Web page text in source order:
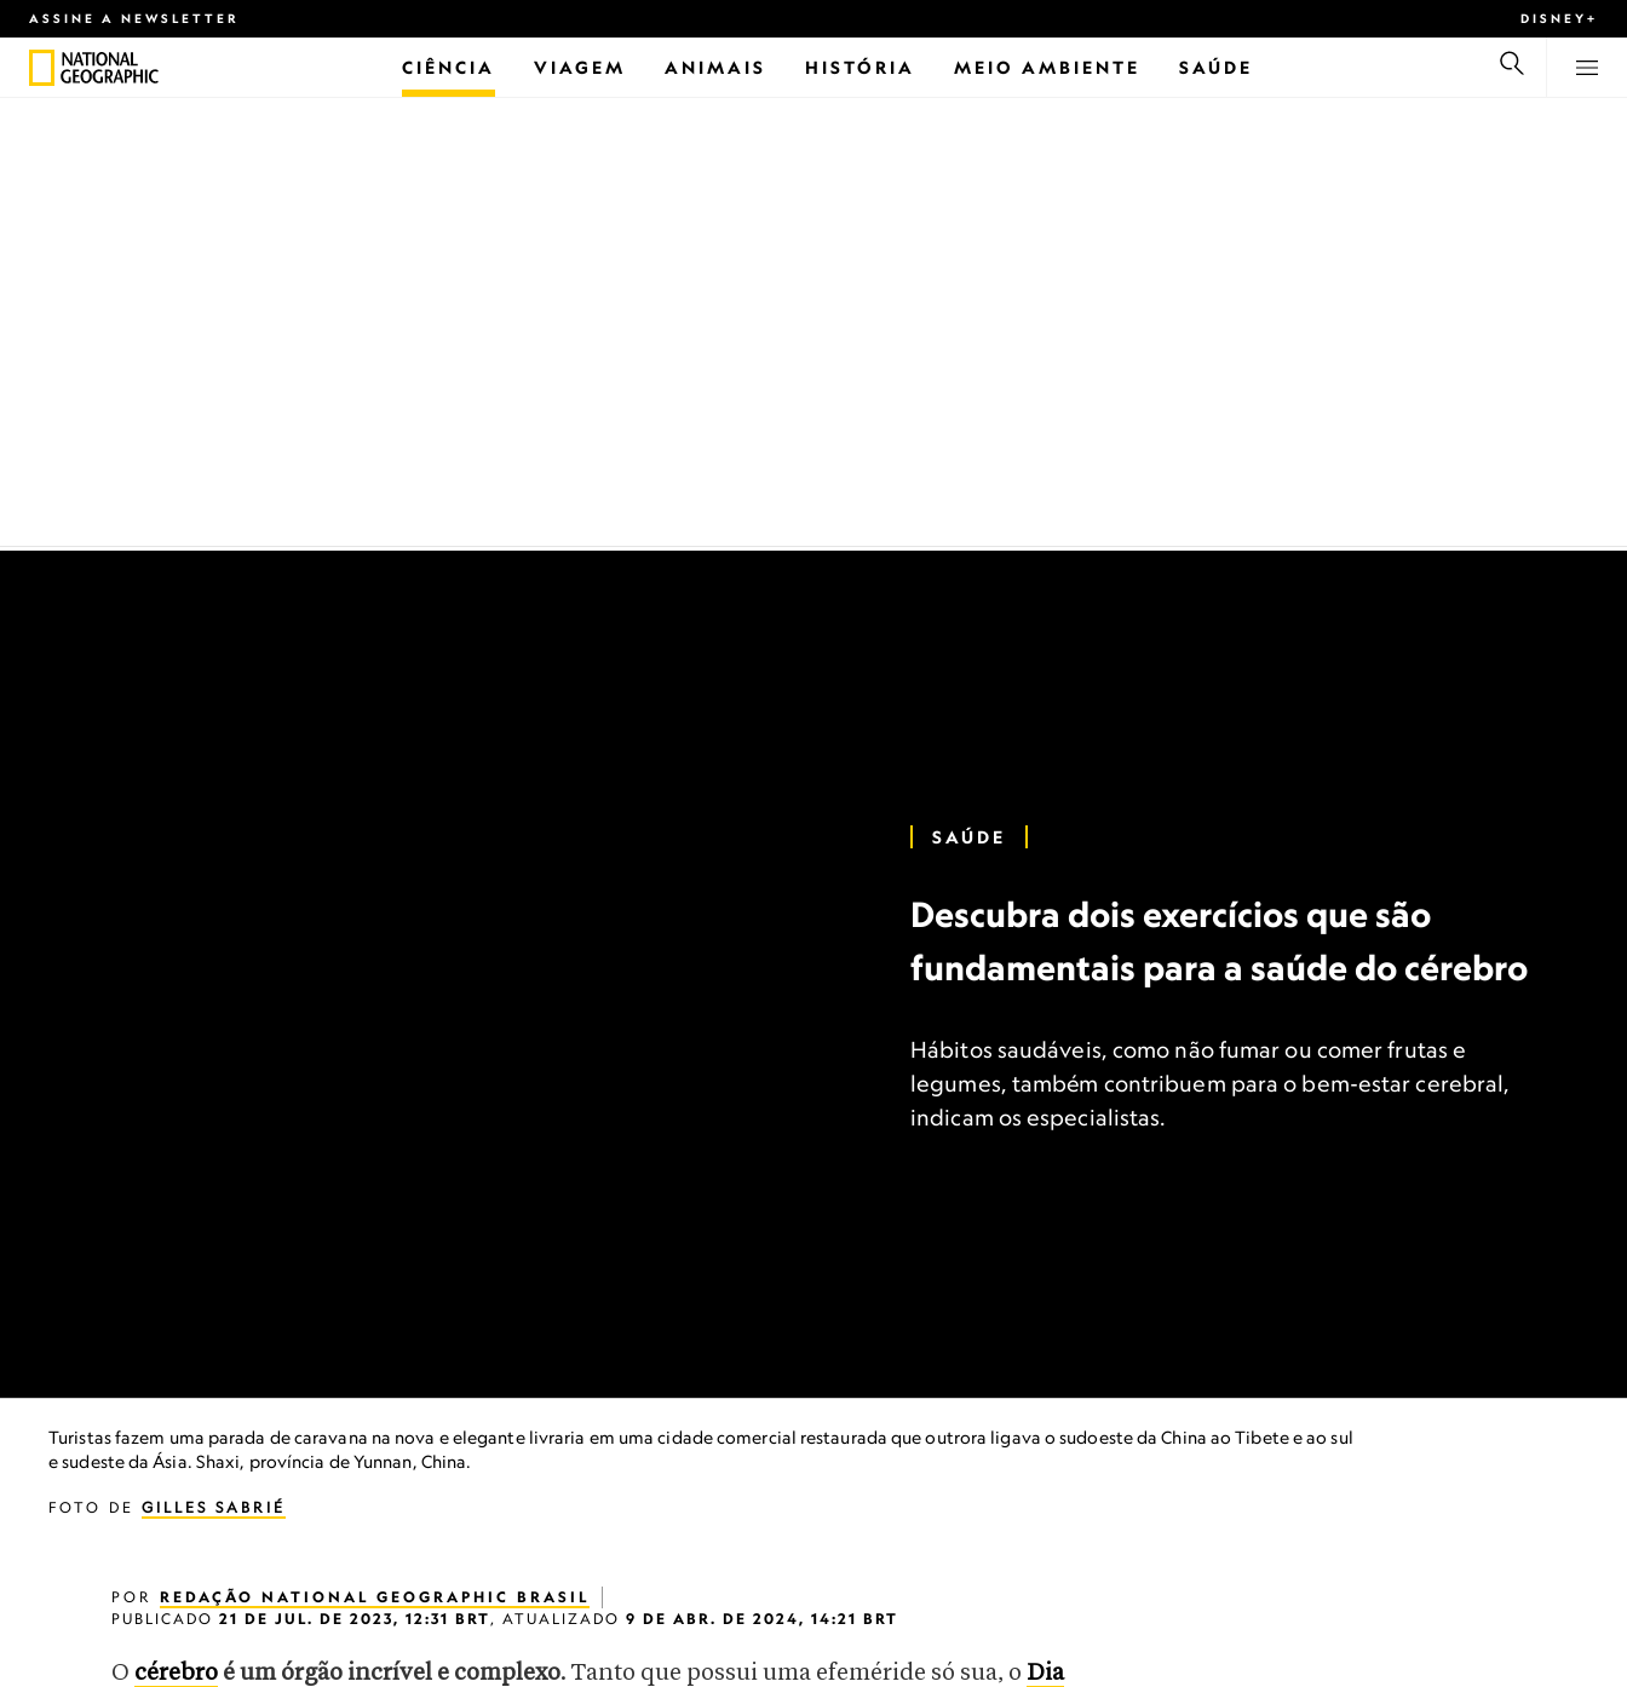
ASSINE A NEWSLETTER DISNEY+
CIÊNCIA VIAGEM ANIMAIS HISTÓRIA MEIO AMBIENTE SAÚDE
SAÚDE
Descubra dois exercícios que são
fundamentais para a saúde do cérebro
Hábitos saudáveis, como não fumar ou comer frutas e
legumes, também contribuem para o bem-estar cerebral,
indicam os especialistas.
Turistas fazem uma parada de caravana na nova e elegante livraria em uma cidade comercial restaurada que outrora ligava o sudoeste da China ao Tibete e ao sul
e sudeste da Ásia. Shaxi, província de Yunnan, China.
FOTO DE GILLES SABRIÉ
POR REDAÇÃO NATIONAL GEOGRAPHIC BRASIL
PUBLICADO 21 DE JUL. DE 2023, 12:31 BRT, ATUALIZADO 9 DE ABR. DE 2024, 14:21 BRT
O cérebro é um órgão incrível e complexo. Tanto que possui uma efeméride só sua, o Dia